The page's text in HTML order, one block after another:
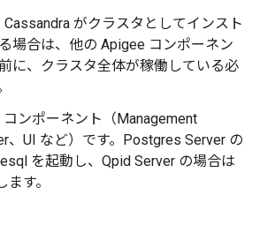
がクラスタとしてインスト
場合は、他の Apigee コンポーネン
に、クラスタ全体が稼働している必
ンポーネント（Management
、UI など）です。Postgres Server の
を起動し、Qpid Server の場合は
す。